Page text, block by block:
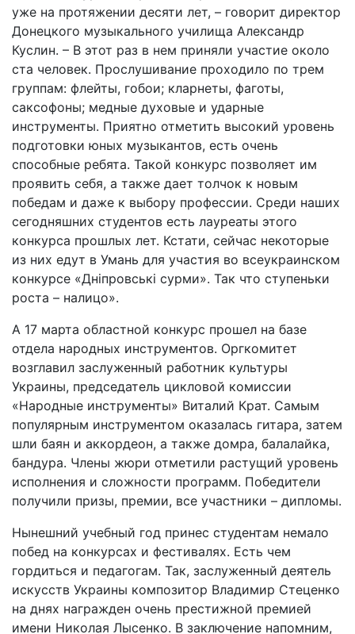
уже на протяжении десяти лет, – говорит директор
Донецкого музыкального училища Александр
Куслин. – В этот раз в нем приняли участие около
ста человек. Прослушивание проходило по трем
группам: флейты, гобои; кларнеты, фаготы,
саксофоны; медные духовые и ударные
инструменты. Приятно отметить высокий уровень
подготовки юных музыкантов, есть очень
способные ребята. Такой конкурс позволяет им
проявить себя, а также дает толчок к новым
победам и даже к выбору профессии. Среди наших
сегодняшних студентов есть лауреаты этого
конкурса прошлых лет. Кстати, сейчас некоторые
из них едут в Умань для участия во всеукраинском
конкурсе «Дніпровські сурми». Так что ступеньки
роста – налицо».
А 17 марта областной конкурс прошел на базе
отдела народных инструментов. Оргкомитет
возглавил заслуженный работник культуры
Украины, председатель цикловой комиссии
«Народные инструменты» Виталий Крат. Самым
популярным инструментом оказалась гитара, затем
шли баян и аккордеон, а также домра, балалайка,
бандура. Члены жюри отметили растущий уровень
исполнения и сложности программ. Победители
получили призы, премии, все участники – дипломы.
Нынешний учебный год принес студентам немало
побед на конкурсах и фестивалях. Есть чем
гордиться и педагогам. Так, заслуженный деятель
искусств Украины композитор Владимир Стеценко
на днях награжден очень престижной премией
имени Николая Лысенко. В заключение напомним,